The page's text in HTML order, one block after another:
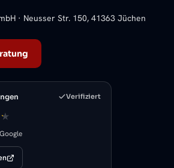
· Neusser Str. 150, 41363 Jüchen
Verifiziert